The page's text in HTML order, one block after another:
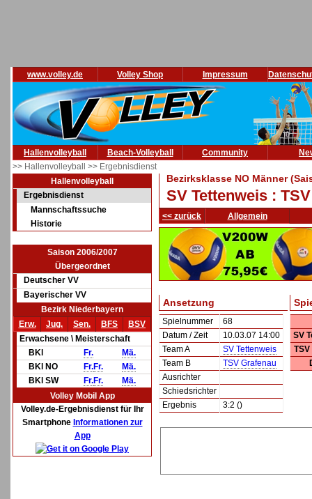
www.volley.de Volley Shop Impressum
Hallenvolleyball Beach-Volleyball Community
>> Hallenvolleyball >> Ergebnisdienst
Hallenvolleyball
Ergebnisdienst
Mannschaftssuche
Historie
Saison 2006/2007
Übergeordnet
Deutscher VV
Bayerischer VV
Bezirk Niederbayern
Erw.
Jug. Sen. BFS
BSV
Erwachsene \ Meisterschaft
BKl
Fr.
Mä.
BKl NO
Fr.Fr.
Mä.
BKl SW
Fr.Fr.
Mä.
Volley Mobil App
Volley.de-Ergebnisdienst für Ihr
Smartphone Informationen zur
App
Bezirksklasse NO Männer
SV Tettenweis :
<< zurück Allgemein
Ansetzung
Spielnummer
68
Datum / Zeit
10.03.07 14:00
Team A
SV Tettenweis
Team B
TSV Grafenau
Ausrichter
Schiedsrichter
Ergebnis
3:2 ()
SV